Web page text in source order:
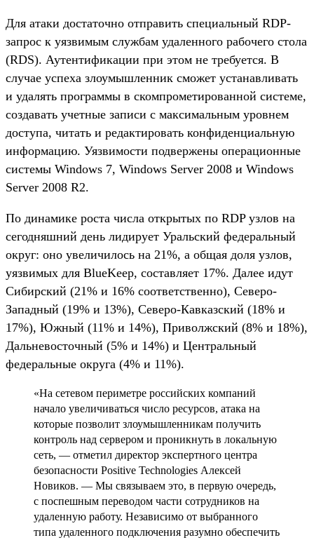
Для атаки достаточно отправить специальный RDP-
запрос к уязвимым службам удаленного рабочего стола
(RDS). Аутентификации при этом не требуется. В
случае успеха злоумышленник сможет устанавливать
и удалять программы в скомпрометированной системе,
создавать учетные записи с максимальным уровнем
доступа, читать и редактировать конфиденциальную
информацию. Уязвимости подвержены операционные
системы Windows 7, Windows Server 2008 и Windows
Server 2008 R2.
По динамике роста числа открытых по RDP узлов на
сегодняшний день лидирует Уральский федеральный
округ: оно увеличилось на 21%, а общая доля узлов,
уязвимых для BlueKeep, составляет 17%. Далее идут
Сибирский (21% и 16% соответственно), Северо-
Западный (19% и 13%), Северо-Кавказский (18% и
17%), Южный (11% и 14%), Приволжский (8% и 18%),
Дальневосточный (5% и 14%) и Центральный
федеральные округа (4% и 11%).
«На сетевом периметре российских компаний
начало увеличиваться число ресурсов, атака на
которые позволит злоумышленникам получить
контроль над сервером и проникнуть в локальную
сеть, — отметил директор экспертного центра
безопасности Positive Technologies Алексей
Новиков. — Мы связываем это, в первую очередь,
с поспешным переводом части сотрудников на
удаленную работу. Независимо от выбранного
типа удаленного подключения разумно обеспечить